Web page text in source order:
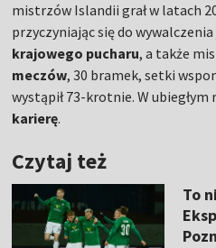
mistrzów Islandii grał w latach
przyczyniając się do
krajowego pucharu, a także
meczów, 30 bramek, setki
wystąpił 73-krotnie. W ubiegłym
karierę.
Czytaj też
To